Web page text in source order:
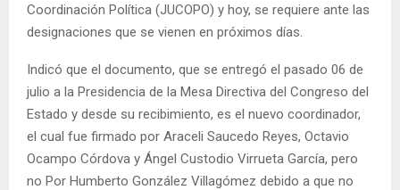
Coordinación Política (JUCOPO) y hoy, se requiere ante las
designaciones que se vienen en próximos días.
Indicó que el documento, que se entregó el pasado 06 de
julio a la Presidencia de la Mesa Directiva del Congreso del
Estado y desde su recibimiento, es el nuevo coordinador,
el cual fue firmado por Araceli Saucedo Reyes, Octavio
Ocampo Córdova y Ángel Custodio Virrueta García, pero
no Por Humberto González Villagómez debido a que no